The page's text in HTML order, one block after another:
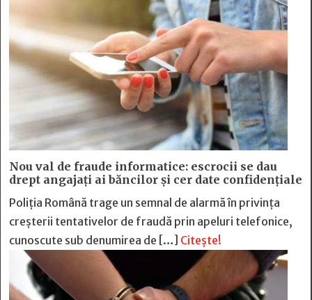
Nou val de fraude informatice: escrocii se dau
drept angajați ai băncilor și cer date confidențiale
Poliția Română trage un semnal de alarmă în privința
creșterii tentativelor de fraudă prin apeluri telefonice,
cunoscute sub denumirea de […] Citește!